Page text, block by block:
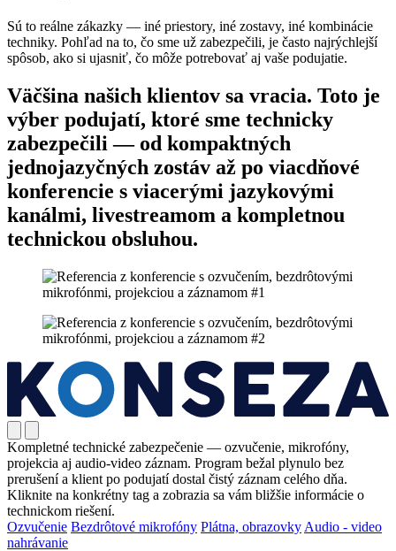
Sú to reálne zákazky — iné priestory, iné zostavy, iné kombinácie
techniky. Pohľad na to, čo sme už zabezpečili, je často najrýchlejší
spôsob, ako si ujasniť, čo môže potrebovať aj vaše podujatie.
Väčšina našich klientov sa vracia. Toto je
výber podujatí, ktoré sme technicky
zabezpečili — od kompaktných
jednojazyčných zostáv až po viacdňové
konferencie s viacerými jazykovými
kanálmi, livestreamom a kompletnou
technickou obsluhou.
Kompletné technické zabezpečenie — ozvučenie, mikrofóny,
projekcia aj audio-video záznam. Program bežal plynulo bez
prerušení a klient po podujatí dostal čistý záznam celého dňa.
Kliknite na konkrétny tag a zobrazia sa vám bližšie informácie o
technickom riešení.
Ozvučenie Bezdrôtové mikrofóny Plátna, obrazovky Audio - video
nahrávanie